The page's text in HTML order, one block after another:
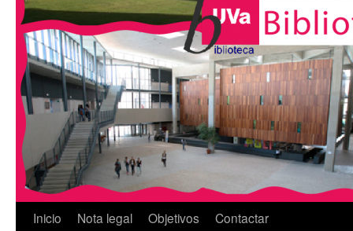
Inicio Nota legal Objetivos Contactar